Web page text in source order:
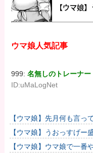
ウマ娘人気記事
999:名無しのトレーナー
ID:uMaLogNet
【ウマ娘】先月何も言っ
したのが怪しいよな。
【ウマ娘】うおっすげー
【ウマ娘】ウマ娘で一番